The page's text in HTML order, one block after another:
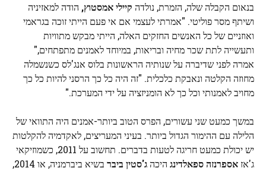
בנאום הקבלה שלה, הזמרת, נולדה קיילי אמסטוץ, הודה למאזיניה
ושיתף מסר פוליטי. "אמרתי לעצמי אם אי פעם הייתי זוכה בגראמי
ואוזניים של כל האנשים החזקים האלה, הייתי מבקש מתוויות
ותעשייה לתת שכר מחיה ובריאות, במיוחד לאמנים מתפתחים,"
אמרה לפני שדיברה על שנותיה הראשונות בלוס אנג'לס כשנשמלה
מחוזה הקלטה ונאבקת כלכלית. "זה היה כל כך הרסני להיות כל כך
מחויב לאמנותי וכל כך לא הומניזציה על ידי המערכת."
במשך כמעט שני עשורים, הפרס הטוב ביותר-אמנים היה התוואי של
הלילה עם ההימור הגדול ביותר. בעיני המעריצים, לאקדמיה להקלטות
יש יכולת כמעט חריגה לטעות בדברים. תחשוב על 2011, כשמוזיקאי
ג'אז אספרנזה ספאלדינג היכהג'סטין ביבר
בשיא ביברמניה, או 2014,